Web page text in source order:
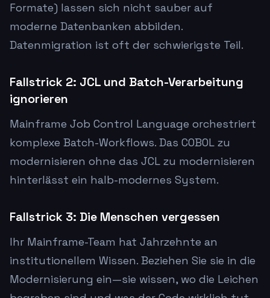
Formate) lassen sich nicht sauber auf
moderne Datenbanken abbilden.
Datenmigration ist oft der schwierigste Teil.
Fallstrick 2: JCL und Batch-Verarbeitung
ignorieren
Mainframe Job Control Language orchestriert
komplexe Batch-Workflows. Das COBOL zu
modernisieren ohne das JCL zu modernisieren
hinterlässt ein halb-modernes System.
Fallstrick 3: Die Menschen vergessen
Ihr Mainframe-Team hat Jahrzehnte an
institutionellem Wissen. Beziehen Sie sie in die
Modernisierung ein—sie wissen, wo die Leichen